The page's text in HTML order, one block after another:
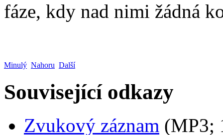
fáze, kdy nad nimi žádná
Minulý Nahoru Další
Související odkazy
Zvukový záznam (MP3;